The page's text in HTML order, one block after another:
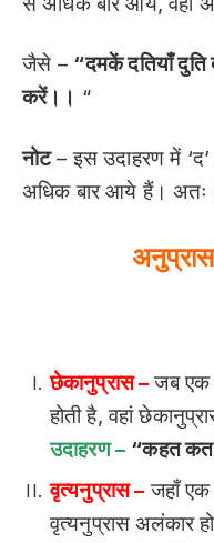
जैसे – “दमकें दतियाँ दुति
करें।। “
नोट– इस उदाहरण में ‘द’
अधिक बार आये हैं। अतः
छेकानुप्रास –जब एक
होती है, वहां
उदाहरण – “कहत कत
वृत्यनुप्रास – जहाँ एक
वृत्यनुप्रास अलंकार